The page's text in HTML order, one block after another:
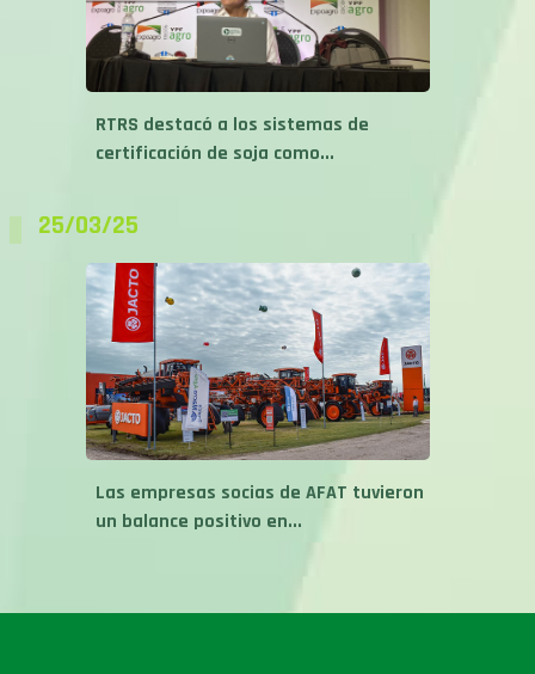
RTRS destacó a los sistemas de
certificación de soja como...
25/03/25
Las empresas socias de AFAT tuvieron
un balance positivo en...